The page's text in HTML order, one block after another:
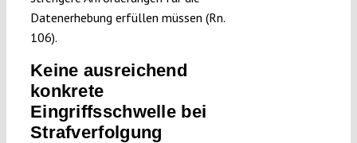
Datenerhebung erfüllen müssen (Rn.
106).
Keine ausreichend
konkrete
Eingriffsschwelle bei
Strafverfolgung